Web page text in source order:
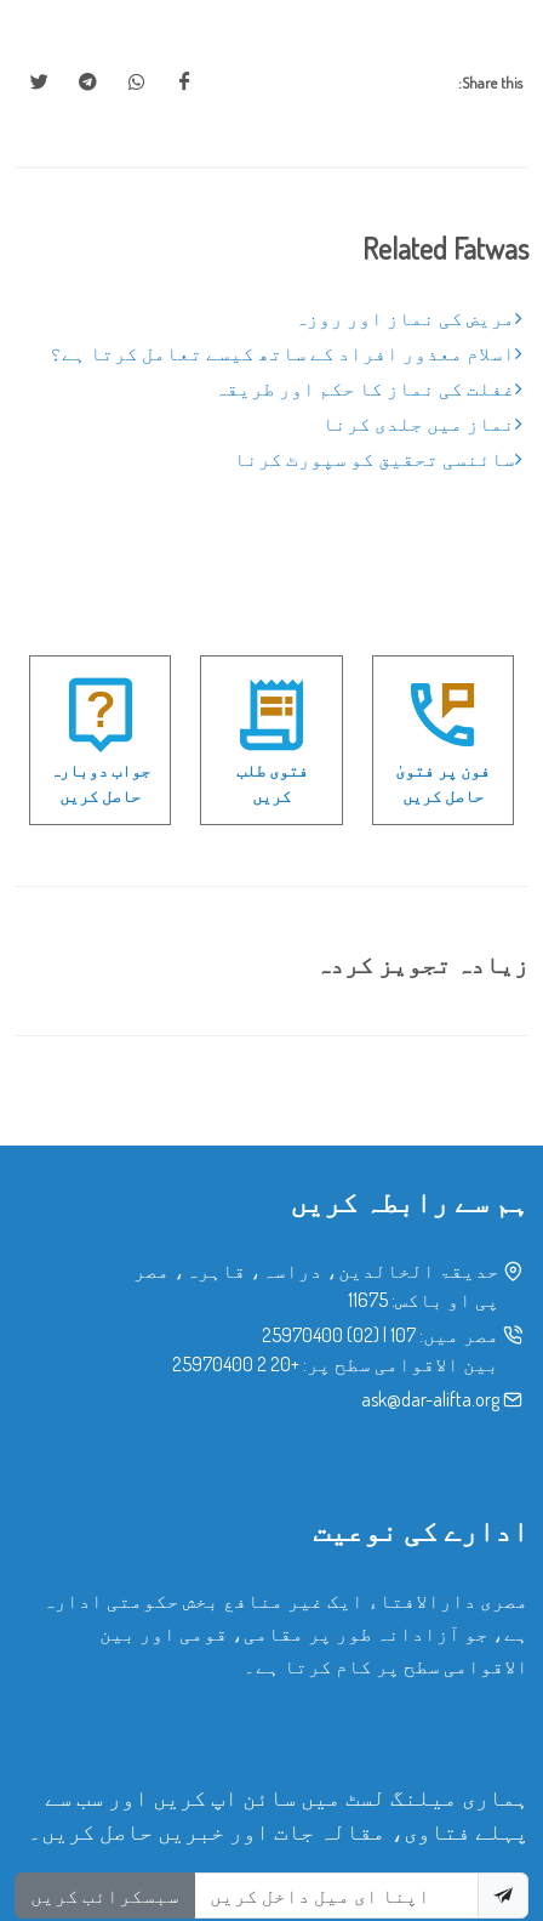
Share this:
Related Fatwas
مریض کی نماز اور روزہ
اسلام معذور افراد کے ساتھ کیسے تعامل کرتا ہے؟
غفلت کی نماز کا حکم اور طریقہ
نماز میں جلدی کرنا
سائنسی تحقیق کو سپورٹ کرنا
فون پر فتویٰ
حاصل کریں
فتوی طلب
کریں
جواب دوبارہ
حاصل کریں
زیادہ تجویز کردہ
ہم سے رابطہ کریں
حدیقۃ الخالدین، دراسہ، قاہرہ، مصر
پی او باکس: 11675
مصر میں: 107
|
(02) 25970400
بین الاقوامی سطح پر: +20 2 25970400
ask@dar-alifta.org
ادارے کی نوعیت
مصری دارالافتاء ایک غیر منافع بخش حکومتی ادارہ
ہے، جو آزادانہ طور پر مقامی، قومی اور بین
الاقوامی سطح پر کام کرتا ہے۔
ہماری میلنگ لسٹ میں سائن اپ کریں اور سب سے
پہلے فتاوی، مقالہ جات اور خبریں حاصل کریں۔
سبسکرائب کریں